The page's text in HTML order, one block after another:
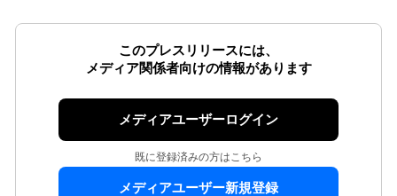
このプレスリリースには、
メディア関係者向けの情報があります
メディアユーザーログイン
既に登録済みの方はこちら
メディアユーザー新規登録